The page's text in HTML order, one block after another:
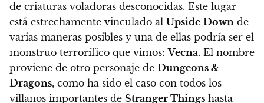
de criaturas voladoras desconocidas. Este lugar
está estrechamente vinculado al Upside Down de
varias maneras posibles y una de ellas podría ser el
monstruo terrorífico que vimos:Vecna. El nombre
​​proviene de otro personaje de Dungeons &
Dragons, como ha sido el caso con todos los
villanos importantes de Stranger Things hasta